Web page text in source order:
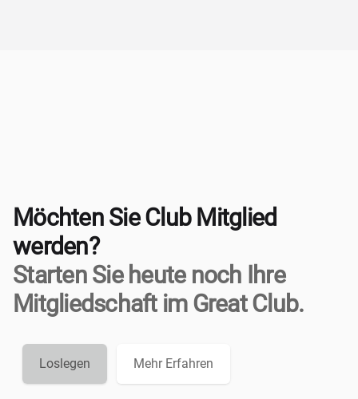
Möchten Sie Club Mitglied
werden?
Starten Sie heute noch Ihre
Mitgliedschaft im Great Club.
Loslegen Mehr Erfahren